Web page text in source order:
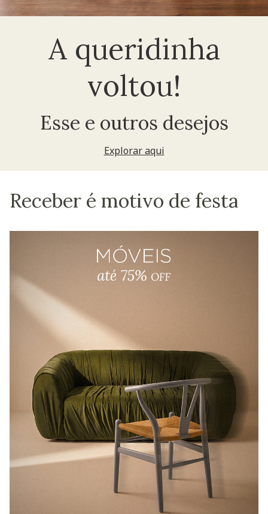
A queridinha
voltou!
Esse e outros desejos
Explorar aqui
Receber é motivo de festa